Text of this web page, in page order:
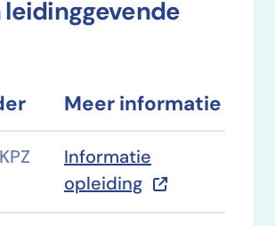
leidinggevende
Meer informatie
Informatie
opleiding